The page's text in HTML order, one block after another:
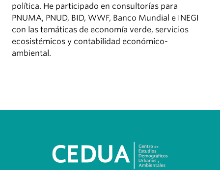
política. He participado en consultorías para
PNUMA, PNUD, BID, WWF, Banco Mundial e INEGI
con las temáticas de economía verde, servicios
ecosistémicos y contabilidad económico-
ambiental.